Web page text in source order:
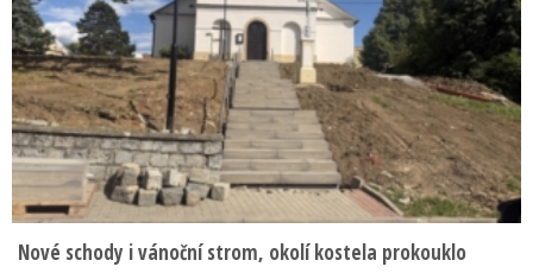
Nové schody i vánoční strom, okolí kostela prokouklo